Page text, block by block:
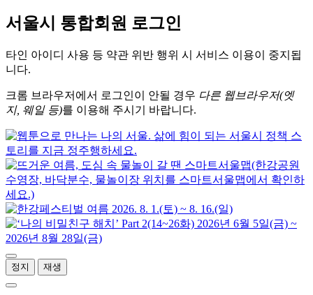
서울시 통합회원 로그인
타인 아이디 사용 등 약관 위반 행위 시 서비스 이용이 중지됩
니다.
크롬 브라우저에서 로그인이 안될 경우 다른 웹브라우저(엣
지, 웨일 등)를 이용해 주시기 바랍니다.
정지 재생